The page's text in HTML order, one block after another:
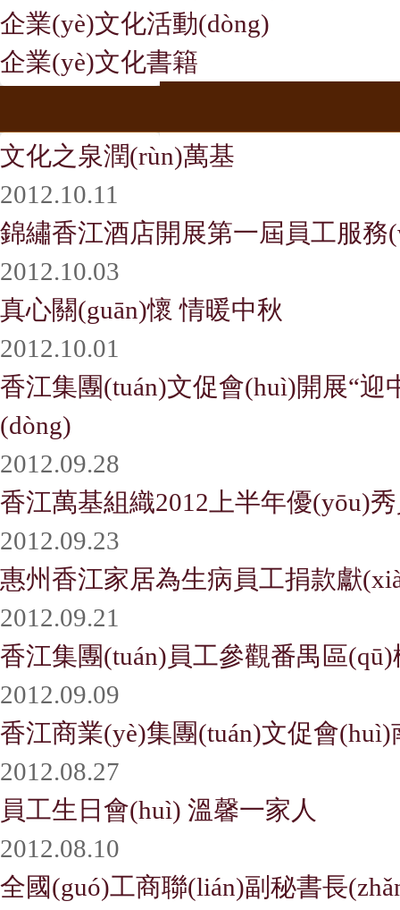
企業(yè)文化活動(dòng)
企業(yè)文化書籍
文化之泉潤(rùn)萬基
2012.10.11
錦繡香江酒店開展第一屆員工服務
2012.10.03
真心關(guān)懷 情暖中秋
2012.10.01
香江集團(tuán)文促會(huì)開展“迎中
(dòng)
2012.09.28
香江萬基組織2012上半年優(yōu)
2012.09.23
惠州香江家居為生病員工捐款獻
2012.09.21
香江集團(tuán)員工參觀番禺區
2012.09.09
香江商業(yè)集團(tuán)文促會
2012.08.27
員工生日會(huì) 溫馨一家人
2012.08.10
全國(guó)工商聯(lián)副秘書長